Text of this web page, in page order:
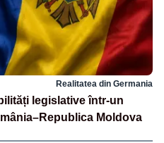
Realitatea din Germania
legislative într-un
Moldova